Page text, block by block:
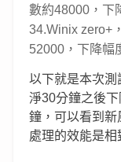
數約48000，下
34.Winix zero+
52000，下降幅
以下就是本次
淨30分鐘之後
鐘，可以看到新
處理的效能是相